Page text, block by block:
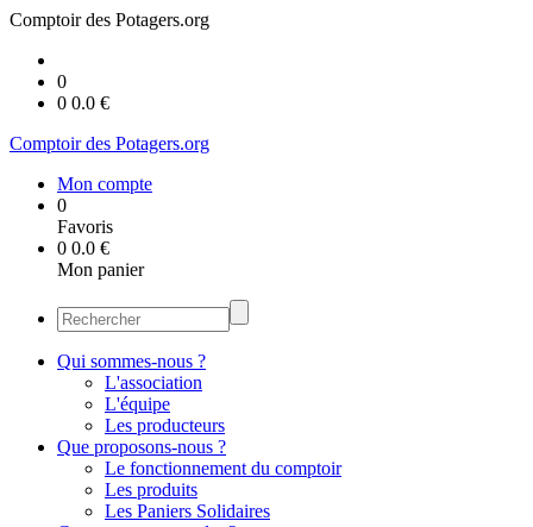
Comptoir des Potagers.org
0
0 0.0 €
Comptoir des Potagers.org
Mon compte
0
Favoris
0 0.0 €
Mon panier
Qui sommes-nous ?
L'association
L'équipe
Les producteurs
Que proposons-nous ?
Le fonctionnement du comptoir
Les produits
Les Paniers Solidaires